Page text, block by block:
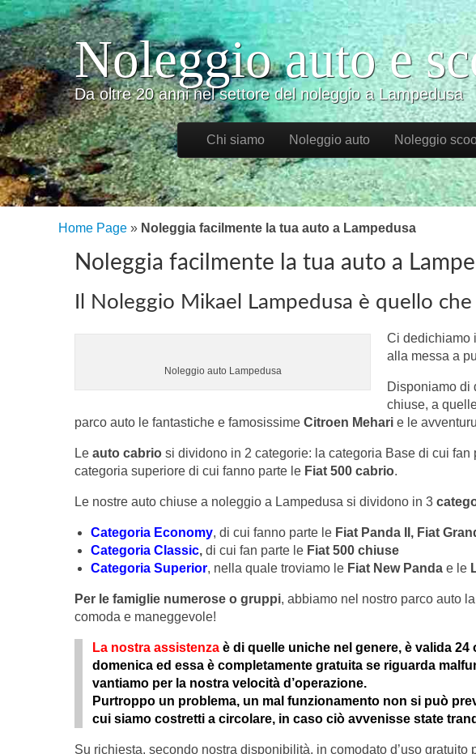
Noleggio auto e
Da oltre 20 anni nel settore del noleggio a Lampedusa
Main menu
Chi siamo Noleggio auto Noleggio
Home Page » Noleggia facilmente la tua auto a Lampedusa
Noleggia facilmente la tua auto a
Il Noleggio Mikael Lampedusa è quello
Noleggio auto Lampedusa
Ci dedichiamo
alla messa a
Disponiamo di
chiuse, a
parco auto le fantastiche e famosissime Citroen Mehari e le
Le auto cabrio si dividono in 2 categorie: la categoria Base di cui fan
categoria superiore di cui fanno parte le Fiat 500 cabrio.
Le nostre auto chiuse a noleggio a Lampedusa si dividono in 3
Categoria Economy, di cui fanno parte le Fiat Panda II, Fiat
Categoria Classic, di cui fan parte le Fiat 500 chiuse
Categoria Superior, nella quale troviamo le Fiat New Panda e le
Per le famiglie numerose o gruppi, abbiamo nel nostro parco auto la
comoda e maneggevole!
La nostra assistenza è di quelle uniche nel genere, è valida
domenica ed essa è completamente gratuita se riguarda
vantiamo per la nostra velocità d’operazione.
Purtroppo un problema, un mal funzionamento non si può
cui siamo costretti a circolare, in caso ciò avvenisse state
Su richiesta, secondo nostra disponibilità, in comodato d’uso gratuito